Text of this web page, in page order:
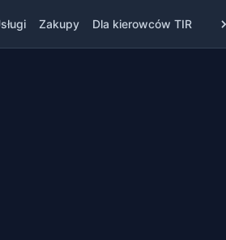
Zakupy Dla kierowców TIR